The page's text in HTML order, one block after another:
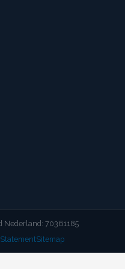
Nederland: 70361185
Sitemap